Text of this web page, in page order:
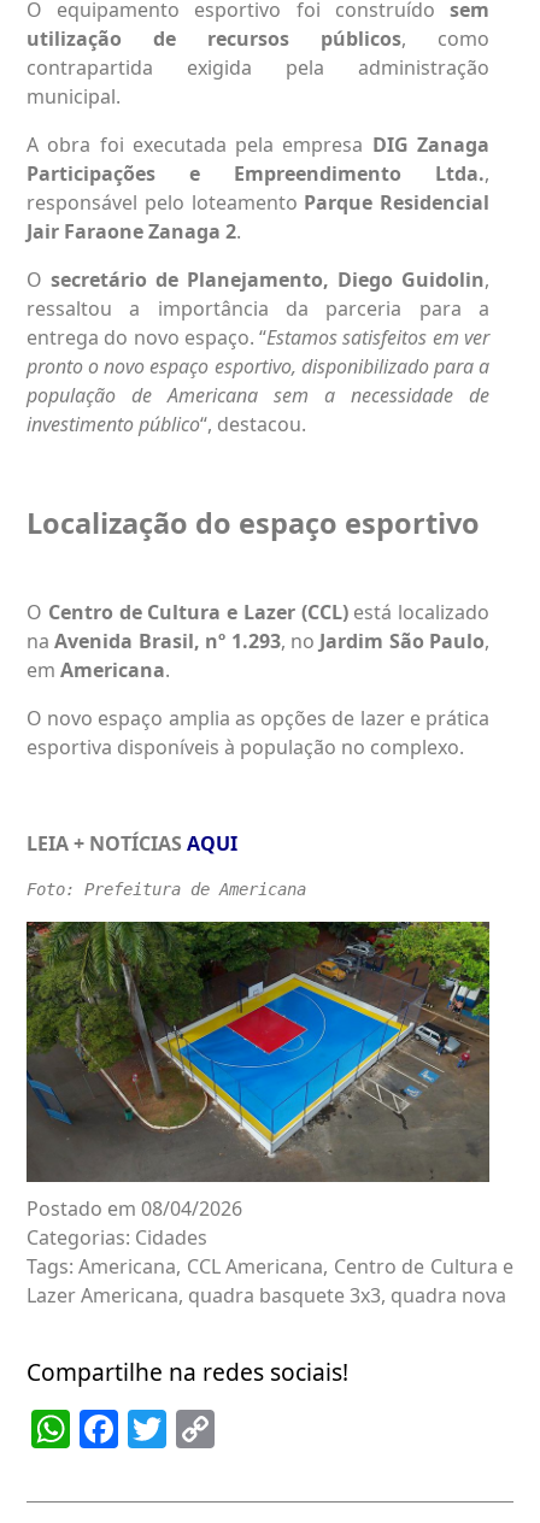
O equipamento esportivo foi construído sem
utilização de recursos públicos, como
contrapartida exigida pela administração
municipal.
A obra foi executada pela empresa DIG Zanaga
Participações e Empreendimento Ltda.,
responsável pelo loteamento Parque Residencial
Jair Faraone Zanaga 2.
O secretário de Planejamento, Diego Guidolin,
ressaltou a importância da parceria para a
entrega do novo espaço. “Estamos satisfeitos em ver
pronto o novo espaço esportivo, disponibilizado para a
população de Americana sem a necessidade de
investimento público“, destacou.
Localização do espaço esportivo
O Centro de Cultura e Lazer (CCL)está localizado
naAvenida Brasil, nº 1.293, no Jardim São Paulo,
em Americana.
O novo espaço amplia as opções de lazer e prática
esportiva disponíveis à população no complexo.
LEIA + NOTÍCIAS AQUI
Foto: Prefeitura de Americana
Postado em 08/04/2026
Categorias: Cidades
Tags:Americana, CCL Americana, Centro de Cultura e
Lazer Americana, quadra basquete 3x3, quadra nova
Compartilhe na redes sociais!
WhatsApp
Facebook
Twitter